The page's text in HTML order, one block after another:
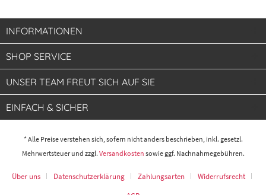
INFORMATIONEN
SHOP SERVICE
UNSER TEAM FREUT SICH AUF SIE
EINFACH & SICHER
* Alle Preise verstehen sich, sofern nicht anders beschrieben, inkl. gesetzl.
Mehrwertsteuer und zzgl. Versandkosten sowie ggf. Nachnahmegebühren.
Über uns Datenschutzerklärung Zahlungsarten
Widerrufsrecht